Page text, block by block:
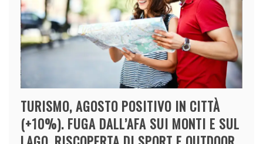
TURISMO, AGOSTO POSITIVO IN CITTÀ
(+10%). FUGA DALL’AFA SUI MONTI E SUL